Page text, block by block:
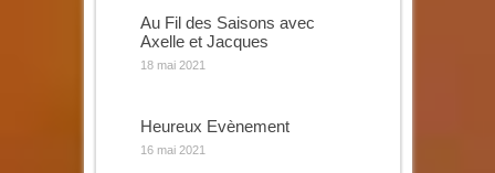
Au Fil des Saisons avec
Axelle et Jacques
18 mai 2021
Heureux Evènement
16 mai 2021